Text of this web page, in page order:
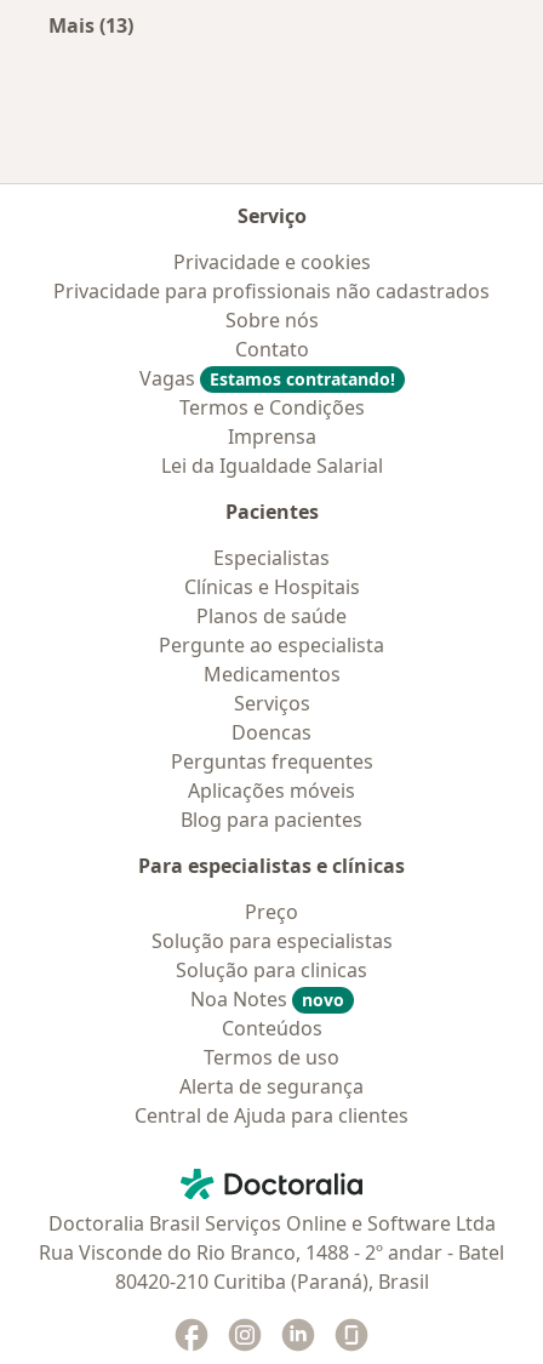
Mais (13)
Serviço
Privacidade e cookies
Privacidade para profissionais não cadastrados
Sobre nós
Contato
Vagas
Estamos contratando!
Termos e Condições
Imprensa
Lei da Igualdade Salarial
Pacientes
Especialistas
Clínicas e Hospitais
Planos de saúde
Pergunte ao especialista
Medicamentos
Serviços
Doencas
Perguntas frequentes
Aplicações móveis
Blog para pacientes
Para especialistas e clínicas
Preço
Solução para especialistas
Solução para clinicas
Noa Notes
novo
Conteúdos
Termos de uso
Alerta de segurança
Central de Ajuda para clientes
Doctoralia - Homepage
Doctoralia Brasil Serviços Online e Software Ltda
Rua Visconde do Rio Branco, 1488 - 2º andar - Batel
80420-210 Curitiba (Paraná), Brasil
Facebook
abre num novo separador
Instagram
abre num novo separador
Linkedin
abre num novo